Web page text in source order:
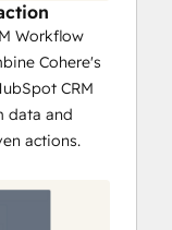
Workflow
Cohere's
CRM
data and
actions.